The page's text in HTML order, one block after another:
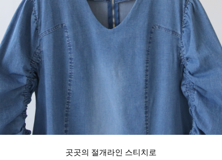
곳곳의 절개라인 스티치로